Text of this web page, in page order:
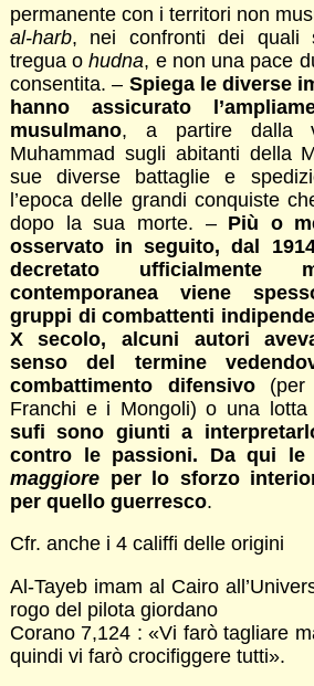
permanente con i territori non
al-harb, nei confronti dei quali
tregua ohudna, e non una pace
consentita. – Spiega le diverse
hanno assicurato
musulmano, a partire dalla
Muhammad sugli abitanti della
sue diverse battaglie e
l’epoca delle grandi conquiste
dopo la sua morte. – Più o
osservato in seguito, dal
decretato
contemporanea viene
gruppi di combattenti
X secolo, alcuni autori
senso del termine
combattimento difensivo(per
Franchi e i Mongoli) o una lotta
sufi sono giunti a
contro le passioni. Da qui le
maggiore per lo sforzo
per quello guerresco.
Cfr. anche i 4 califfi delle origini
Al-Tayeb imam al Cairo
rogo del pilota giordano
Corano 7,124 : «Vi farò tagliare
quindi vi farò crocifiggere tutti».